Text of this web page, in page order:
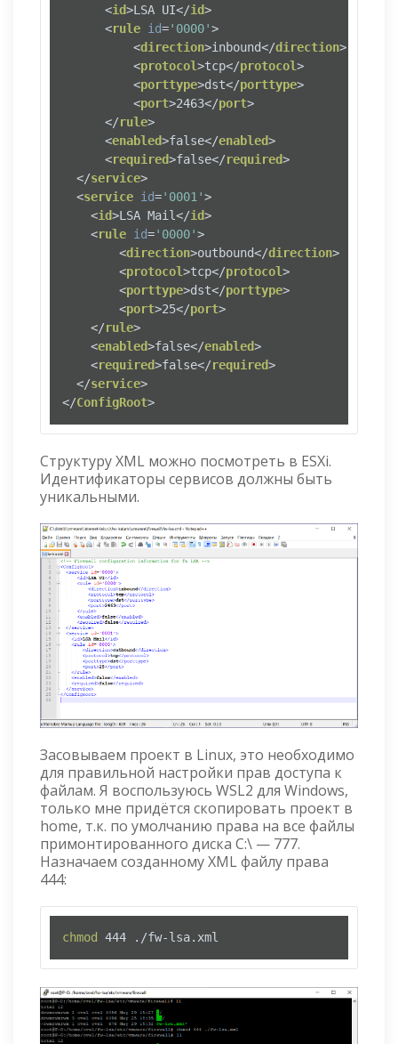
<id>LSA UI</id>
<rule id='0000'>
<direction>inbound</direction>
<protocol>tcp</protocol>
<porttype>dst</porttype>
<port>2463</port>
</rule>
<enabled>false</enabled>
<required>false</required>
</service>
<service id='0001'>
<id>LSA Mail</id>
<rule id='0000'>
<direction>outbound</direction>
<protocol>tcp</protocol>
<porttype>dst</porttype>
<port>25</port>
</rule>
<enabled>false</enabled>
<required>false</required>
</service>
</ConfigRoot>
Структуру XML можно посмотреть в ESXi.
Идентификаторы сервисов должны быть
уникальными.
Засовываем проект в Linux, это необходимо
для правильной настройки прав доступа к
файлам. Я воспользуюсь WSL2 для Windows,
только мне придётся скопировать проект в
home, т.к. по умолчанию права на все файлы
примонтированного диска C:\ — 777.
Назначаем созданному XML файлу права
444:
chmod 444 ./fw-lsa.xml